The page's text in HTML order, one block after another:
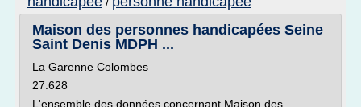
Maison des personnes handicapées Seine
Saint Denis MDPH ...
La Garenne Colombes
27.628
L'ensemble des données concernant Maison des